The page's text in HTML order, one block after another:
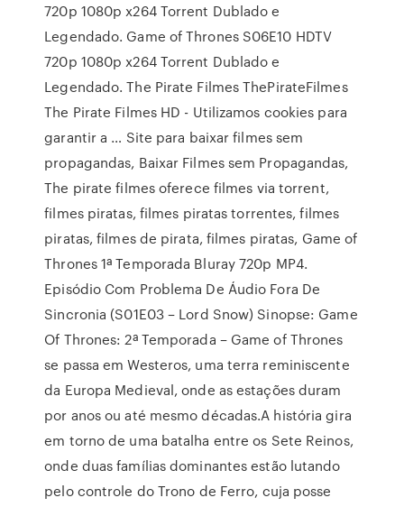
720p 1080p x264 Torrent Dublado e
Legendado. Game of Thrones S06E10 HDTV
720p 1080p x264 Torrent Dublado e
Legendado. The Pirate Filmes ThePirateFilmes
The Pirate Filmes HD - Utilizamos cookies para
garantir a … Site para baixar filmes sem
propagandas, Baixar Filmes sem Propagandas,
The pirate filmes oferece filmes via torrent,
filmes piratas, filmes piratas torrentes, filmes
piratas, filmes de pirata, filmes piratas, Game of
Thrones 1ª Temporada Bluray 720p MP4.
Episódio Com Problema De Áudio Fora De
Sincronia (S01E03 – Lord Snow) Sinopse: Game
Of Thrones: 2ª Temporada – Game of Thrones
se passa em Westeros, uma terra reminiscente
da Europa Medieval, onde as estações duram
por anos ou até mesmo décadas.A história gira
em torno de uma batalha entre os Sete Reinos,
onde duas famílias dominantes estão lutando
pelo controle do Trono de Ferro, cuja posse